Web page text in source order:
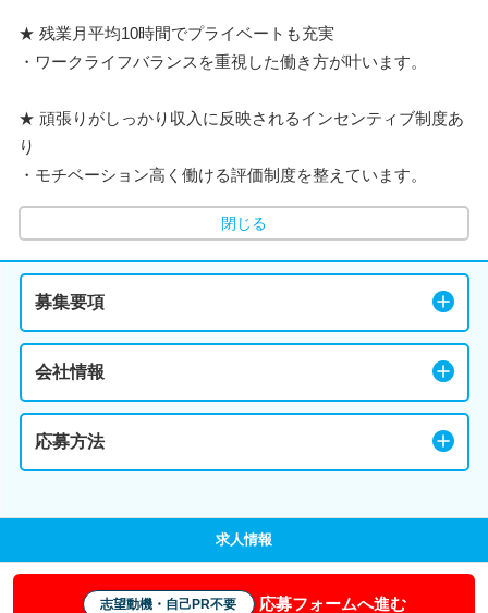
★ 残業月平均10時間でプライベートも充実
・ワークライフバランスを重視した働き方が叶います。
★ 頑張りがしっかり収入に反映されるインセンティブ制度あ
り
・モチベーション高く働ける評価制度を整えています。
閉じる
募集要項
会社情報
応募方法
求人情報
志望動機・自己PR不要 応募フォームへ進む